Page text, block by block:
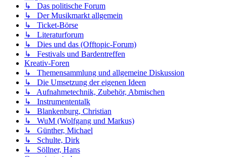
↳ Das politische Forum
↳ Der Musikmarkt allgemein
↳ Ticket-Börse
↳ Literaturforum
↳ Dies und das (Offtopic-Forum)
↳ Festivals und Bardentreffen
Kreativ-Foren
↳ Themensammlung und allgemeine Diskussion
↳ Die Umsetzung der eigenen Ideen
↳ Aufnahmetechnik, Zubehör, Abmischen
↳ Instrumententalk
↳ Blankenburg, Christian
↳ WuM (Wolfgang und Markus)
↳ Günther, Michael
↳ Schulte, Dirk
↳ Söllner, Hans